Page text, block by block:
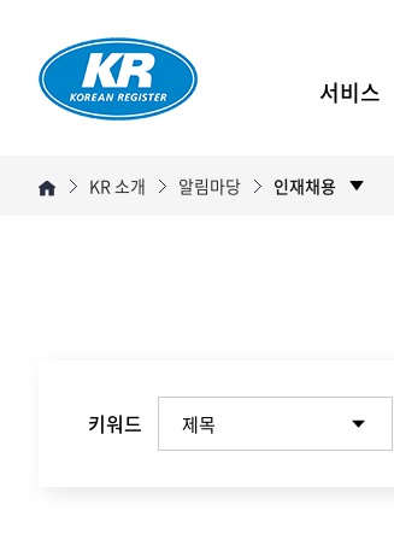
서비스
KR 소개 알림마당 인재채용
키워드